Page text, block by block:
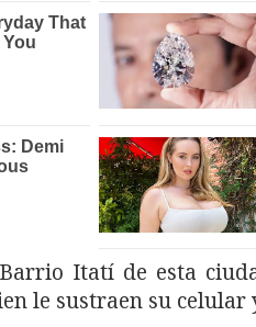
Itatí de esta
le sustraen su celular